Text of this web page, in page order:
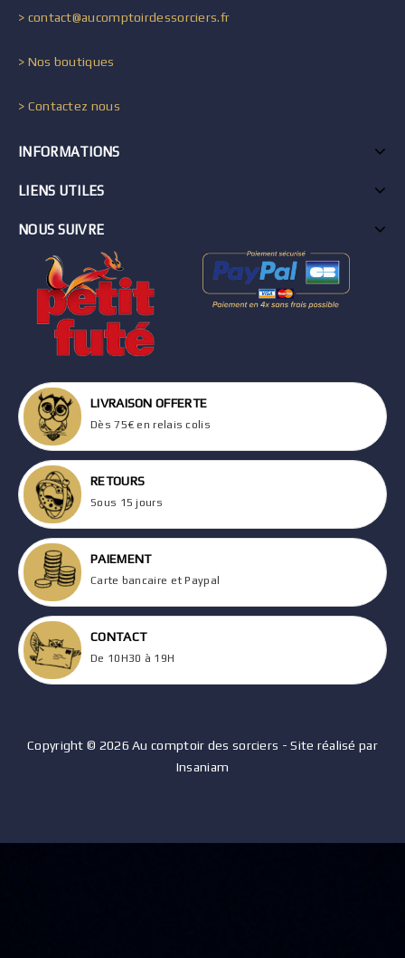
> contact@aucomptoirdessorciers.fr
> Nos boutiques
> Contactez nous
INFORMATIONS
LIENS UTILES
NOUS SUIVRE
LIVRAISON OFFERTE
Dès 75€ en relais colis
RETOURS
Sous 15 jours
PAIEMENT
Carte bancaire et Paypal
CONTACT
De 10H30 à 19H
Copyright © 2026 Au comptoir des sorciers - Site réalisé par
Insaniam